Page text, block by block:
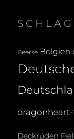
Beerse Belgien
Deckrüden